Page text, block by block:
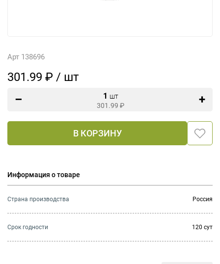
Арт 138696
301.99 ₽ / шт
1 шт
301.99 ₽
В КОРЗИНУ
Информация о товаре
Страна производства Россия
Cрок годности 120 сут